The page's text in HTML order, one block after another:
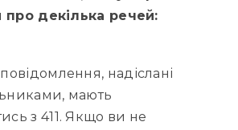
про декілька речей:
повідомлення, надіслані
мають
з 411. Якщо ви не